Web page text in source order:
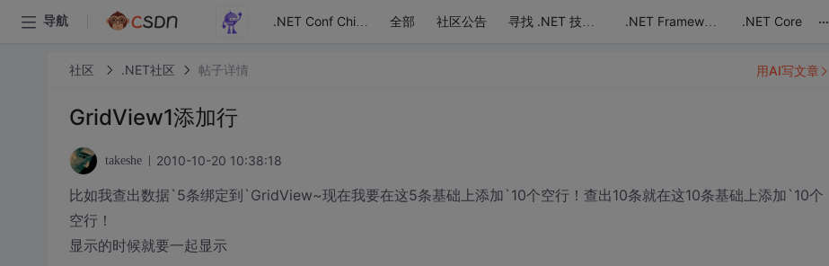
导航 .NET Conf China 全部 社区公告 寻找 .NET 技术达人 .NET Framework .NET Core ...
社区 .NET社区 帖子详情
GridView1添加行
takeshe 2010-10-20 10:38:18
比如我查出数据`5条绑定到`GridView~现在我要在这5条基础上添加`10个空行！查出10条就在这10条基础上添加`10个
空行！
显示的时候就要一起显示
用AI写文章